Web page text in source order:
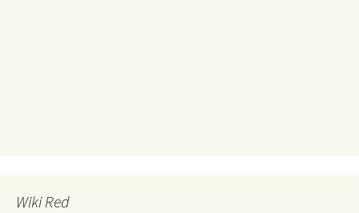
Wiki Red